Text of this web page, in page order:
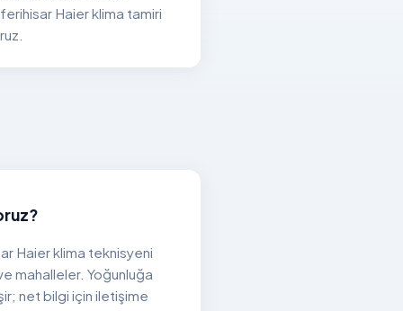
Haier klima tamiri
Haier klima teknisyeni
mahalleler. Yoğunluğa
net bilgi için iletişime